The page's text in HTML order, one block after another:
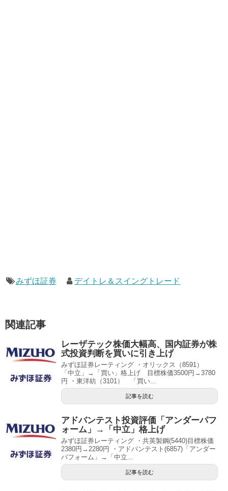
みずほ証券 デイトレ＆スイングトレード
関連記事
レーザテック株価大幅高、国内証券が株
式投資判断を買いに引き上げ
みずほ証券レーティング ・オリックス（8591）
「中立」→「買い」格上げ 目標株価3500円→3780
円 ・東洋紡（3101） 「買い...
記事を読む
アドバンテスト投資評価「アンダーパフ
ォーム」→「中立」格上げ
みずほ証券レーティング ・共英製鋼(5440)目標株価
2380円→2280円 ・アドバンテスト(6857)「アンダー
パフォーム」→「中立...
記事を読む